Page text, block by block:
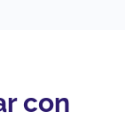
con